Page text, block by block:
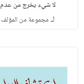
لا شيء يخرج من عدم
لـ مجموعة من المؤلف